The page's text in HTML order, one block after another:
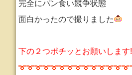
完全にパン食い競争状態
面白かったので撮りました
下の２つポチッとお願いします!